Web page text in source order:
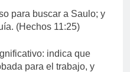
para buscar a Saulo; y
(Hechos 11:25)
indica que
para el trabajo, y